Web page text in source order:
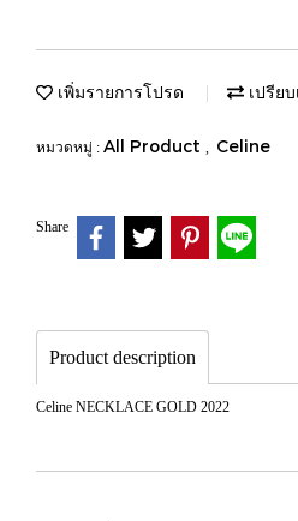
เพิ่มรายการโปรด เปรีย
หมวดหมู่ : All Product , Celine
Share
Product description
Celine NECKLACE GOLD 2022